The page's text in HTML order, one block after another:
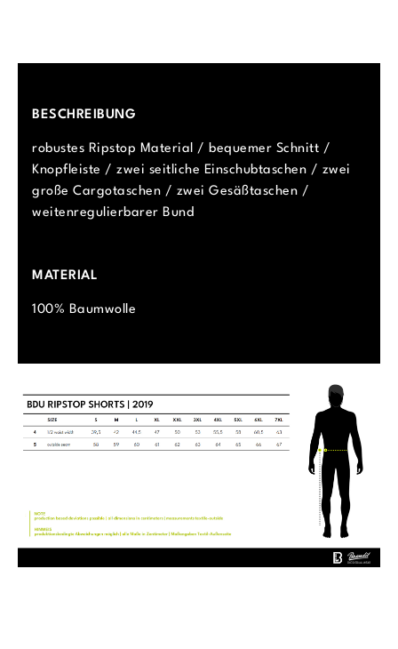
BESCHREIBUNG
robustes Ripstop Material / bequemer Schnitt /
Knopfleiste / zwei seitliche Einschubtaschen / zwei
große Cargotaschen / zwei Gesäßtaschen /
weitenregulierbarer Bund
MATERIAL
100% Baumwolle